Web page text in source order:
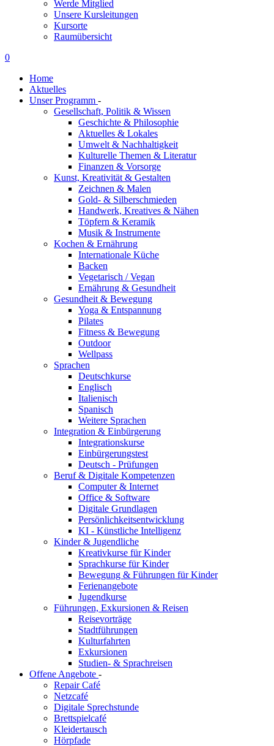
Werde Mitglied
Unsere Kursleitungen
Kursorte
Raumübersicht
0
Home
Aktuelles
Unser Programm -
Gesellschaft, Politik & Wissen
Geschichte & Philosophie
Aktuelles & Lokales
Umwelt & Nachhaltigkeit
Kulturelle Themen & Literatur
Finanzen & Vorsorge
Kunst, Kreativität & Gestalten
Zeichnen & Malen
Gold- & Silberschmieden
Handwerk, Kreatives & Nähen
Töpfern & Keramik
Musik & Instrumente
Kochen & Ernährung
Internationale Küche
Backen
Vegetarisch / Vegan
Ernährung & Gesundheit
Gesundheit & Bewegung
Yoga & Entspannung
Pilates
Fitness & Bewegung
Outdoor
Wellpass
Sprachen
Deutschkurse
Englisch
Italienisch
Spanisch
Weitere Sprachen
Integration & Einbürgerung
Integrationskurse
Einbürgerungstest
Deutsch - Prüfungen
Beruf & Digitale Kompetenzen
Computer & Internet
Office & Software
Digitale Grundlagen
Persönlichkeitsentwicklung
KI - Künstliche Intelligenz
Kinder & Jugendliche
Kreativkurse für Kinder
Sprachkurse für Kinder
Bewegung & Führungen für Kinder
Ferienangebote
Jugendkurse
Führungen, Exkursionen & Reisen
Reisevorträge
Stadtführungen
Kulturfahrten
Exkursionen
Studien- & Sprachreisen
Offene Angebote -
Repair Café
Netzcafé
Digitale Sprechstunde
Brettspielcafé
Kleidertausch
Hörpfade